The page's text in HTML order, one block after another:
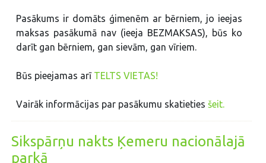
Pasākums ir domāts ģimenēm ar bērniem, jo ieejas
maksas pasākumā nav (ieeja BEZMAKSAS), būs ko
darīt gan bērniem, gan sievām, gan vīriem.
Būs pieejamas arī TELTS VIETAS!
Vairāk informācijas par pasākumu skatietiesšeit.
Sikspārņu nakts Ķemeru nacionālajā
parkā